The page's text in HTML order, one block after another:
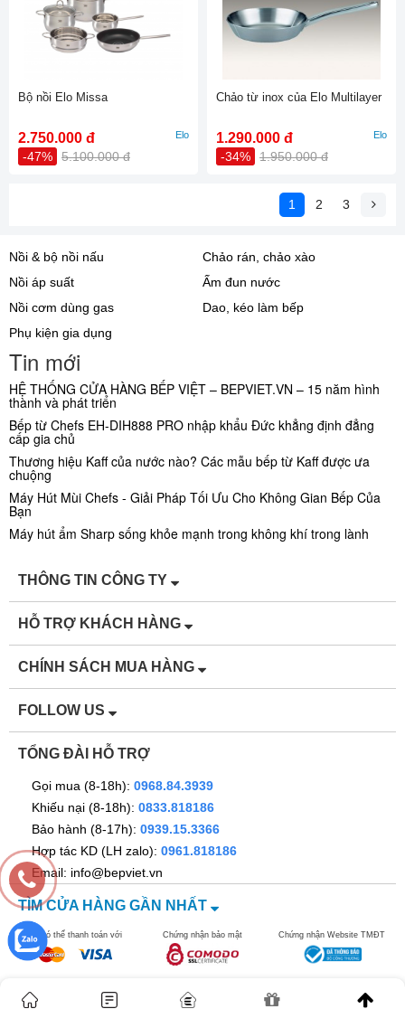
Bộ nồi Elo Missa
2.750.000 đ
-47% 5.100.000 đ
Elo
Chảo từ inox của Elo Multilayer
1.290.000 đ
-34% 1.950.000 đ
Elo
1 2 3
Nồi & bộ nồi nấu
Chảo rán, chảo xào
Nồi áp suất
Ấm đun nước
Nồi cơm dùng gas
Dao, kéo làm bếp
Phụ kiện gia dụng
Tin mới
HỆ THỐNG CỬA HÀNG BẾP VIỆT – BEPVIET.VN – 15 năm hình
thành và phát triển
Bếp từ Chefs EH-DIH888 PRO nhập khẩu Đức khẳng định đẳng
cấp gia chủ
Thương hiệu Kaff của nước nào? Các mẫu bếp từ Kaff được ưa
chuộng
Máy Hút Mùi Chefs - Giải Pháp Tối Ưu Cho Không Gian Bếp Của
Bạn
Máy hút ẩm Sharp sống khỏe mạnh trong không khí trong lành
THÔNG TIN CÔNG TY
HỖ TRỢ KHÁCH HÀNG
CHÍNH SÁCH MUA HÀNG
FOLLOW US
TỔNG ĐÀI HỖ TRỢ
Gọi mua (8-18h): 0968.84.3939
Khiếu nại (8-18h): 0833.818186
Bảo hành (8-17h): 0939.15.3366
Hợp tác KD (LH zalo): 0961.818186
Email: info@bepviet.vn
TÌM CỬA HÀNG GẦN NHẤT
Bạn có thể thanh toán với Chứng nhận bảo mật Chứng nhận Website TMĐT